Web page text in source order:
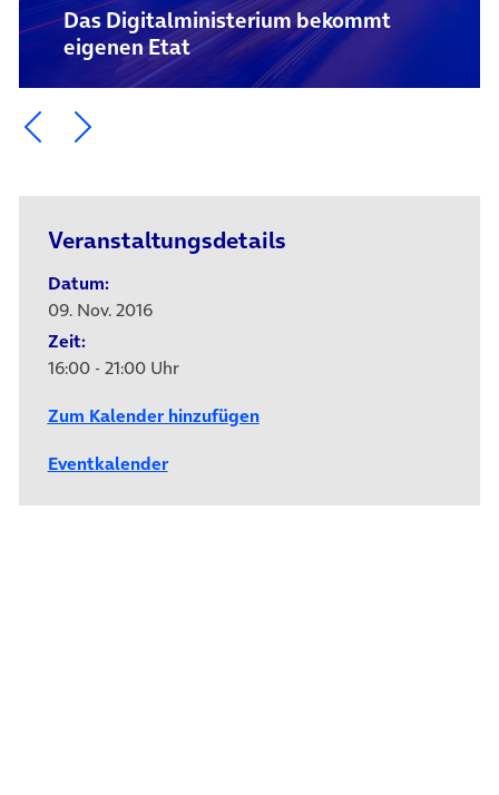
Das Digital­ministerium bekommt
eigenen Etat
Ein Element zurück blättern
Ein Element weiter blättern
Veranstaltungsdetails
Datum:
09. Nov. 2016
Zeit:
16:00 - 21:00 Uhr
Zum Kalender hinzufügen
Eventkalender